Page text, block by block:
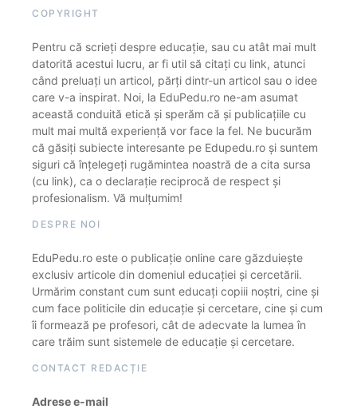
COPYRIGHT
Pentru că scrieți despre educație, sau cu atât mai mult
datorită acestui lucru, ar fi util să citați cu link, atunci
când preluați un articol, părți dintr-un articol sau o idee
care v-a inspirat. Noi, la EduPedu.ro ne-am asumat
această conduită etică și sperăm că și publicațiile cu
mult mai multă experiență vor face la fel. Ne bucurăm
că găsiți subiecte interesante pe Edupedu.ro și suntem
siguri că înțelegeți rugămintea noastră de a cita sursa
(cu link), ca o declarație reciprocă de respect și
profesionalism. Vă mulțumim!
DESPRE NOI
EduPedu.ro este o publicație online care găzduiește
exclusiv articole din domeniul educației și cercetării.
Urmărim constant cum sunt educați copiii noștri, cine și
cum face politicile din educație și cercetare, cine și cum
îi formează pe profesori, cât de adecvate la lumea în
care trăim sunt sistemele de educație și cercetare.
CONTACT REDACȚIE
Adrese e-mail